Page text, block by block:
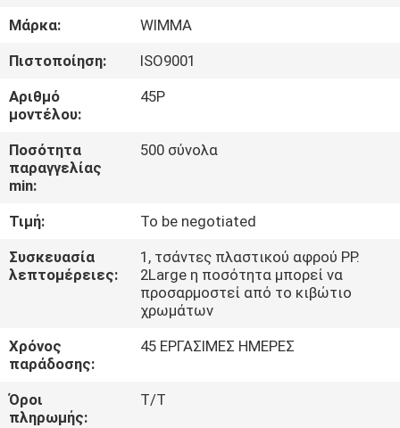
ΣΧΕΤΙΚΆ
ΜΕ
ΕΜΆΣ
ΕΠΙΣΚΕΨΉ
ΕΡΓΟΣΤΑΣΊΟΥ
ΈΛΕΓΧΟΣ
ΠΟΙΌΤΗΤΑΣ
ΖΗΤΉΣΤΕ
ΜΙΑ
Μάρκα:
WIMMA
Πιστοποίηση:
ISO9001
Αριθμό
μοντέλου:
45P
Ποσότητα
παραγγελίας
min:
500 σύνολα
Τιμή:
To be negotiated
Συσκευασία
λεπτομέρειες:
1, τσάντες πλαστικού αφρού PP.
2Large η ποσότητα μπορεί να
προσαρμοστεί από το κιβώτιο
χρωμάτων
Χρόνος
παράδοσης:
45 ΕΡΓΑΣΙΜΕΣ ΗΜΕΡΕΣ
Όροι
πληρωμής:
T/T